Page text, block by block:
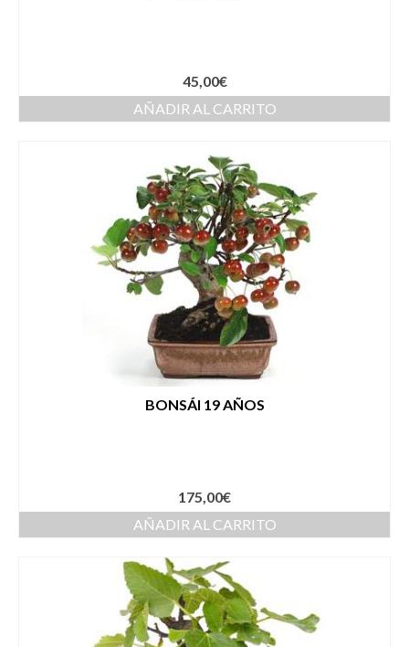
45,00€
AÑADIR AL CARRITO
BONSÁI 19 AÑOS
175,00€
AÑADIR AL CARRITO